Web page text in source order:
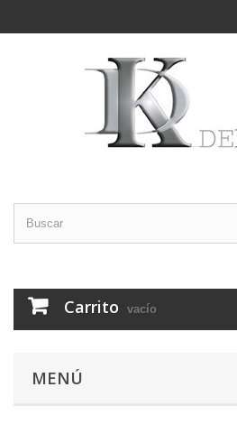
Carrito vacío
MENÚ